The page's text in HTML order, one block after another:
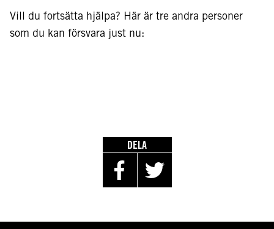
Vill du fortsätta hjälpa? Här är tre andra personer
som du kan försvara just nu:
DELA